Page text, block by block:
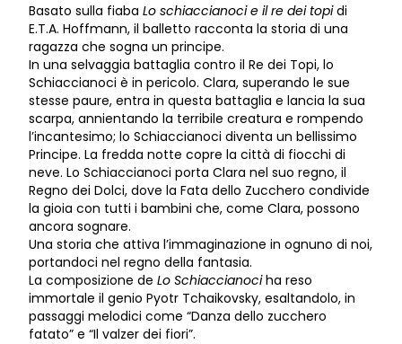
Basato sulla fiaba Lo schiaccianoci e il re dei topidi
E.T.A. Hoffmann, il balletto racconta la storia di una
ragazza che sogna un principe.
In una selvaggia battaglia contro il Re dei Topi, lo
Schiaccianoci è in pericolo. Clara, superando le sue
stesse paure, entra in questa battaglia e lancia la sua
scarpa, annientando la terribile creatura e rompendo
l’incantesimo; lo Schiaccianoci diventa un bellissimo
Principe. La fredda notte copre la città di fiocchi di
neve. Lo Schiaccianoci porta Clara nel suo regno, il
Regno dei Dolci, dove la Fata dello Zucchero condivide
la gioia con tutti i bambini che, come Clara, possono
ancora sognare.
Una storia che attiva l’immaginazione in ognuno di noi,
portandoci nel regno della fantasia.
La composizione de Lo Schiaccianociha reso
immortale il genio Pyotr Tchaikovsky, esaltandolo, in
passaggi melodici come “Danza dello zucchero
fatato” e “Il valzer dei fiori”.